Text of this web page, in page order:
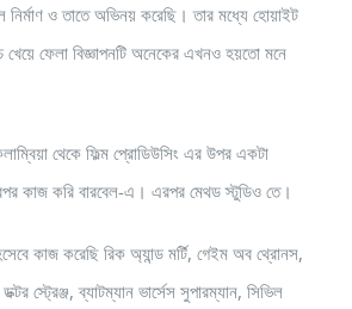
নির্মাণ ও তাতে অভিনয় করেছি। তার মধ্যে হোয়াইট
খেয়ে ফেলা বিজ্ঞাপনটি অনেকের এখনও হয়তো মনে
থেকে ফিল্ম প্রোডিউসিং এর উপর একটা
কাজ করি বারবেল-এ। এরপর মেথড স্টুডিও তে।
কাজ করেছি রিক অ্যান্ড মর্টি, গেইম অব থ্রোনস,
স্ট্রেঞ্জ, ব্যাটম্যান ভার্সেস সুপারম্যান, সিভিল